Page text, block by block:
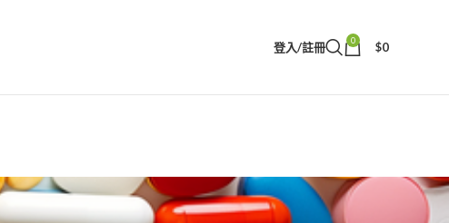
登入/註冊 0 $0